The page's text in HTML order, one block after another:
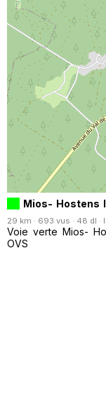
Mios- Hostens
29 km · 693 vus · 48 dl ·
Voie verte Mios-
OVS